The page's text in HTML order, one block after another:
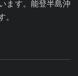
ます。能登半島沖